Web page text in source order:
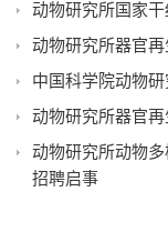
动物研究所国家
动物研究所器官
中国科学院动物
动物研究所器官
动物研究所动物
招聘启事